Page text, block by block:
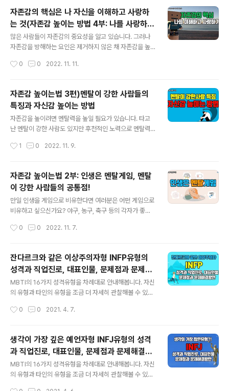
오늘은 열등감이 많았던 제가 어떻게 열등감을 극복해올
수 있었는지 열등감 극복방법과 더불어 자기암시 문구와
자기암시 훈련법과 자기암시를 통해 성공한 사례까지 알아
보고자 합니다. 끝까지 집중해서 시청해보시고 가까운 분
들에게도 공유해보시길 권합니다. 앞선 시리즈 영상을 보
니다. 어지럽고 혼란스러운 세상에서 어려움을 느끼시는
가장..
자존감의 핵심은 나 자신을 이해하고 사랑하
는 것(자존감 높이는 방법 4부: 나를 사랑하는
법)
많은 사람들이 자존감의 중요성을 알고 있습니다. 그러나
자존감을 방해하는 요인은 제거하지 않은 채 자존감을 높
정을 받으려 하거나, 인기를 누리려 하는 거죠. 그러나 그렇
자존감의 성을 쌓으려면 자존감의 방해요인이 무엇인지 보
다 정확히 알 필요가 있습니다. 여러 가지 복잡한 요인들이
있긴 하지만 대개 열등감이 자존감이 뿌리를 내리지 못하
도록 방해를 하는 경우가 많습니다. 오늘은 솔직한 자기고
백을 통해 이런 열등감의 원인은 무엇이며, 어떻게 이 열등
야기해보려고 합니다. 더불어 자존감의 핵심이 나 자신을
0 0 2022. 11. 11.
자존감 높이는법 3편)멘탈이 강한 사람들의
특징과 자신감 높이는 방법
자존감을 높이려면 멘탈력을 높일 필요가 있습니다. 타고
난 멘탈이 강한 사람도 있지만 후천적인 노력으로 멘탈력
을 이해하고 우리 자신의 삶에 적용하면 우리도 멘탈을 강
직면하기도 하게 되는데요. 그렇지만 멘탈이 강한 사람들
은 도저히 헤어나지 못할 것 같은 역경의 상황에서도 위기
를 헤쳐 나오곤 합니다. 우리도 위기상황에 대비하려면 잃
어버린 자신감을 회복해야만 가능하지 않을까요? 끝까지
집중해서 시청해보시고 가까운 분들에게도 공유해보시길
시고, 1분 7초부터 보셔도 괜찮습니다. 어지럽고 혼란스러
1 0 2022. 11. 9.
자존감 높이는법 2부: 인생은 멘탈게임, 멘탈
이 강한 사람들의 공통점!
만일 인생을 게임으로 비유한다면 여러분은 어떤 게임으로
비유하고 싶으신가요? 야구, 농구, 축구 등의 각자가 좋아
까 싶습니다. 저는 20여년 동안 상담을 해오면서 느꼈던
알게 됐습니다. 그래서 저는 인생을 게임으로 비유한다면
‘멘탈게임’이라고 말하고 싶습니다. 결국 인생의 성공과 행
복은 멘탈력이 어느 정도 되느냐가 중요하다는 거죠. 그런
면에서 오늘은 왜 우리 자신의 멘탈이 중요한지 동기를 고
취하고, 멘탈이 강한 사람들은 어떤 공통점을 가지고 있는
모색해보고자 합니다. 끝까지 집중해서 시청해보시고 가까
0 0 2022. 11. 7.
잔다르크와 같은 이상주의자형 INFP유형의
성격과 직업진로, 대표인물, 문제점과 문제해
결방안
MBTI의 16가지 성격유형을 차례대로 안내해봅니다. 자신
의 유형과 타인의 유형을 조금 더 자세히 관찰해볼 수 있는
고 유형설명만 듣고 싶으신 분은 1분 15초부터 들으셔도
5%, 한국에서는 2%정도가 분포되어 있는 유형군에 속합
니다. 평소에는 부정적인 표현도 잘 못하는 평온한 유형이
나 자신이 신념이 발동하면 잔다르크와 같이 이상을 추구
하는 성격유형입니다. INFP유형의 대표표현으로는 ‘이상
주의자, 잔다르크형, 열정적 중재자, 몽상가, 탐구자, 내적
0 0 2021. 4. 7.
생각이 가장 깊은 예언자형 INFJ유형의 성격
과 직업진로, 대표인물, 문제점과 문제해결방
안
MBTI의 16가지 성격유형을 차례대로 안내해봅니다. 자신
의 유형과 타인의 유형을 조금 더 자세히 관찰해볼 수 있는